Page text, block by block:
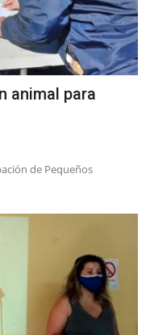
animal para
de Pequeños